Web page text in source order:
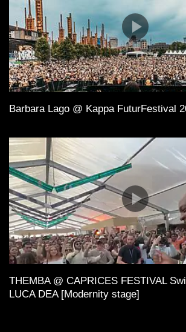
Barbara Lago @ Kappa FuturFestival
THEMBA @ CAPRICES FESTIVAL
LUCA DEA [Modernity stage]